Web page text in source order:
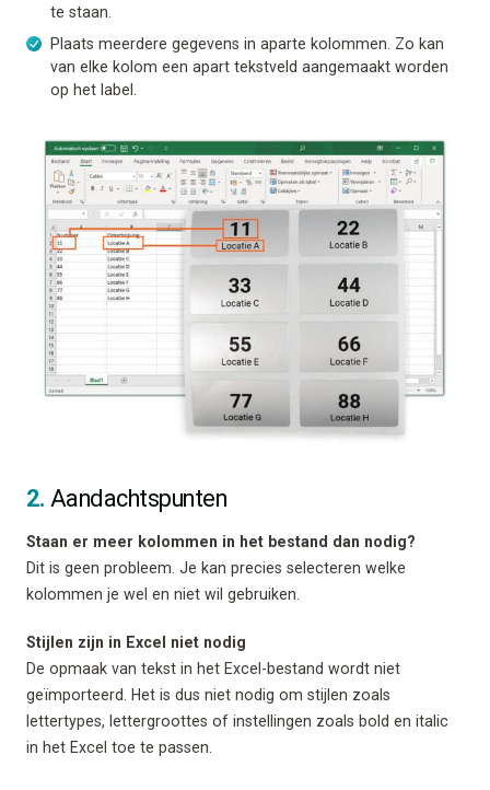
te staan.
Plaats meerdere gegevens in aparte kolommen. Zo kan
van elke kolom een apart tekstveld aangemaakt worden
op het label.
2. Aandachtspunten
Staan er meer kolommen in het bestand dan nodig?
Dit is geen probleem. Je kan precies selecteren welke
kolommen je wel en niet wil gebruiken.
Stijlen zijn in Excel niet nodig
De opmaak van tekst in het Excel-bestand wordt niet
geïmporteerd. Het is dus niet nodig om stijlen zoals
lettertypes, lettergroottes of instellingen zoals bold en italic
in het Excel toe te passen.